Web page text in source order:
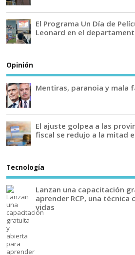
El Programa Un Día de
Leonard en el
Opinión
Mentiras, paranoia y mala
El ajuste golpea a las
fiscal se redujo a la mitad
Tecnología
Lanzan una capacitación
aprender RCP, una técnica
vidas